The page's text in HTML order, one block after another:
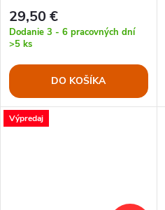
v
29,50 €
Dodanie 3 - 6 pracovných dní
>5 ks
DO KOŠÍKA
Výpredaj